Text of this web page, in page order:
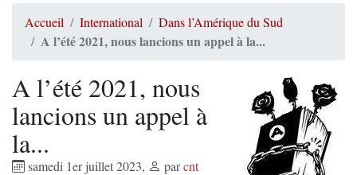
Accueil International Dans l’Amérique du Sud
A l’été 2021, nous lancions un appel à la...
A l’été 2021, nous
lancions un appel à
la...
samedi 1er juillet 2023, parcnt